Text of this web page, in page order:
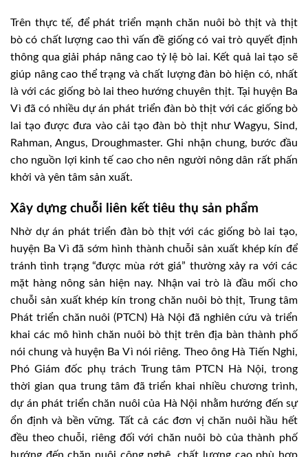
Trên thực tế, để phát triển mạnh chăn nuôi bò thịt và thịt
bò có chất lượng cao thì vấn đề giống có vai trò quyết định
thông qua giải pháp nâng cao tỷ lệ bò lai. Kết quả lai tạo sẽ
giúp nâng cao thể trạng và chất lượng đàn bò hiện có, nhất
là với các giống bò lai theo hướng chuyên thịt. Tại huyện Ba
Vì đã có nhiều dự án phát triển đàn bò thịt với các giống bò
lai tạo được đưa vào cải tạo đàn bò thịt như Wagyu, Sind,
Rahman, Angus, Droughmaster. Ghi nhận chung, bước đầu
cho nguồn lợi kinh tế cao cho nên người nông dân rất phấn
khởi và yên tâm sản xuất.
Xây dựng chuỗi liên kết tiêu thụ sản phẩm
Nhờ dự án phát triển đàn bò thịt với các giống bò lai tạo,
huyện Ba Vì đã sớm hình thành chuỗi sản xuất khép kín để
tránh tình trạng “được mùa rớt giá” thường xảy ra với các
mặt hàng nông sản hiện nay. Nhận vai trò là đầu mối cho
chuỗi sản xuất khép kín trong chăn nuôi bò thịt, Trung tâm
Phát triển chăn nuôi (PTCN) Hà Nội đã nghiên cứu và triển
khai các mô hình chăn nuôi bò thịt trên địa bàn thành phố
nói chung và huyện Ba Vì nói riêng. Theo ông Hà Tiến Nghi,
Phó Giám đốc phụ trách Trung tâm PTCN Hà Nội, trong
thời gian qua trung tâm đã triển khai nhiều chương trình,
dự án phát triển chăn nuôi của Hà Nội nhằm hướng đến sự
ổn định và bền vững. Tất cả các đơn vị chăn nuôi hầu hết
đều theo chuỗi, riêng đối với chăn nuôi bò của thành phố